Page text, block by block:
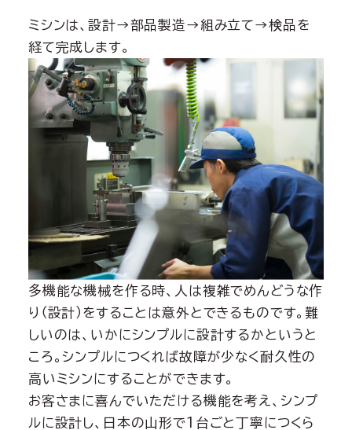
ミシンは、設計→部品製造→組み立て→検品を
経て完成します。
多機能な機械を作る時、人は複雑でめんどうな作
り（設計）をすることは意外とできるものです。難
しいのは、いかにシンプルに設計するかというと
ころ。シンプルにつくれば故障が少なく耐久性の
高いミシンにすることができます。
お客さまに喜んでいただける機能を考え、シンプ
ルに設計し、日本の山形で1台ごと丁寧につくら